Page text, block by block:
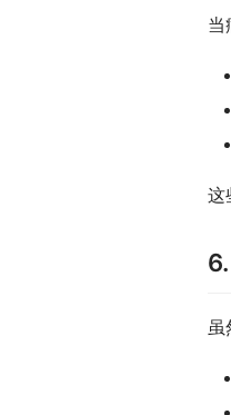
当
这
虽